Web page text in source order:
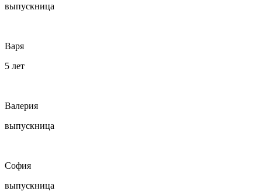
выпускница
Варя
5 лет
Валерия
выпускница
София
выпускница